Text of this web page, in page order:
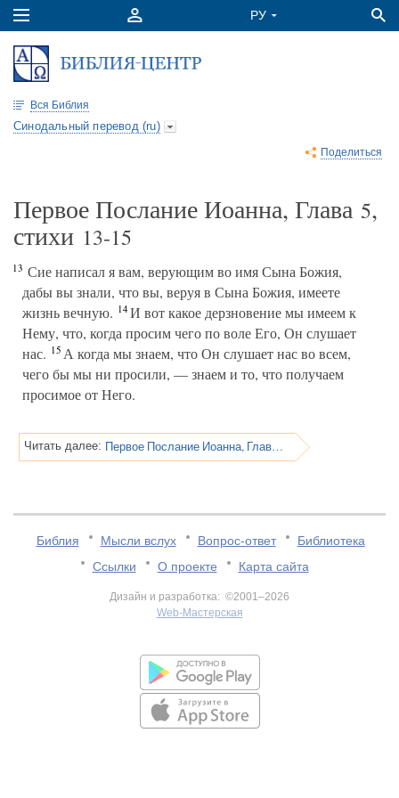
Вся Библия
Синодальный перевод (ru)
Поделиться
Первое Послание Иоанна, Глава 5,
стихи 13-15
13 Сие написал я вам, верующим во имя Сына Божия,
дабы вы знали, что вы, веруя в Сына Божия, имеете
жизнь вечную. 14И вот какое дерзновение мы имеем к
Нему, что, когда просим чего по воле Его, Он слушает
нас. 15А когда мы знаем, что Он слушает нас во всем,
чего бы мы ни просили, — знаем и то, что получаем
просимое от Него.
Читать далее: Первое Послание Иоанна, Глава 5
Библия Мысли вслух Вопрос-ответ
Библиотека
Ссылки
О проекте Карта сайта
Дизайн и разработка: ©2001–2026
Web-Мастерская